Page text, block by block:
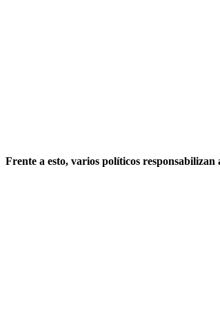
Frente a esto, varios políticos